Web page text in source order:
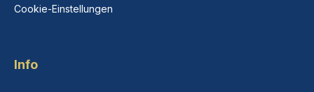
Cookie-Einstellungen
Info